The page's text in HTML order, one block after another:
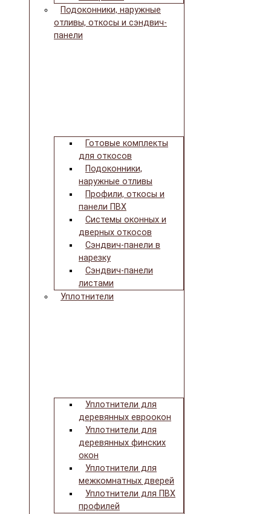
Подоконники, наружные
отливы, откосы и сэндвич-
панели
Готовые комплекты
для откосов
Подоконники,
наружные отливы
Профили, откосы и
панели ПВХ
Системы оконных и
дверных откосов
Сэндвич-панели в
нарезку
Сэндвич-панели
листами
Уплотнители
Уплотнители для
деревянных евроокон
Уплотнители для
деревянных финских
окон
Уплотнители для
межкомнатных дверей
Уплотнители для ПВХ
профилей